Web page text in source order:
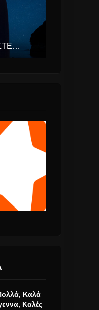
ΚΛΑΥΔΊΑ – ΑΣΤΕΡΟΜΆΤΑ (EUROVISION ΕΛΛΆΔΑ 2025)
Καλά
Καλές